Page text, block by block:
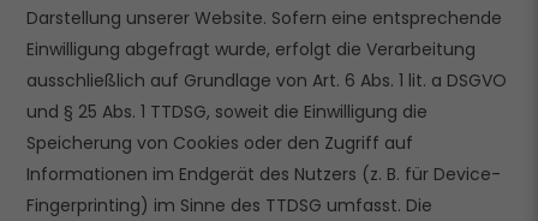
Darstellung unserer Website. Sofern eine entsprechende
Einwilligung abgefragt wurde, erfolgt die Verarbeitung
ausschließlich auf Grundlage von Art. 6 Abs. 1 lit. a DSGVO
und § 25 Abs. 1 TTDSG, soweit die Einwilligung die
Speicherung von Cookies oder den Zugriff auf
Informationen im Endgerät des Nutzers (z. B. für Device-
Fingerprinting) im Sinne des TTDSG umfasst. Die